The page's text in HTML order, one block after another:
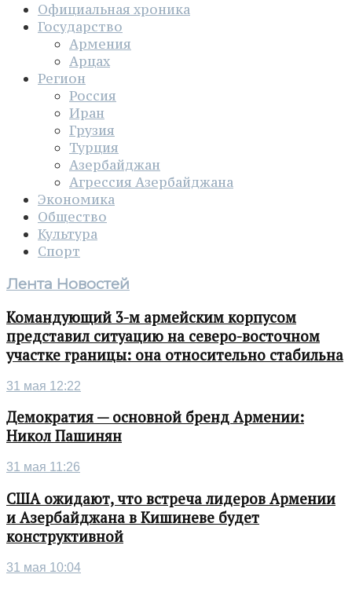
Официальная хроника
Государство
Армения
Арцах
Регион
Россия
Иран
Грузия
Турция
Азербайджан
Агрессия Азербайджана
Экономика
Общество
Культура
Спорт
Лента Новостей
Командующий 3-м армейским корпусом
представил ситуацию на северо-восточном
участке границы: она относительно стабильна
31 мая 12:22
Демократия — основной бренд Армении:
Никол Пашинян
31 мая 11:26
США ожидают, что встреча лидеров Армении
и Азербайджана в Кишиневе будет
конструктивной
31 мая 10:04